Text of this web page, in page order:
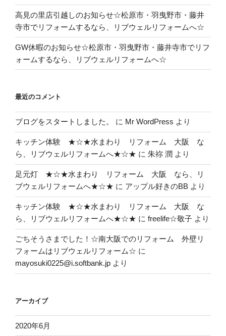
高見の里店引越しのお知らせ☆松原市・羽曳野市・藤井
寺市でリフォームするなら、リブウェルリフォームへ☆
GW休暇のお知らせ☆松原市・羽曳野市・藤井寺市でリフ
ォームするなら、リブウェルリフォームへ☆
最近のコメント
ブログをスタートしました。 に Mr WordPress より
キッチン体験 ★☆★水まわり リフォーム 大阪 な
ら、リブウェルリフォームへ★☆★ に 朱祢 潤 より
足元灯 ★☆★水まわり リフォーム 大阪 なら、リ
ブウェルリフォームへ★☆★ に アップル好きのBB より
キッチン体験 ★☆★水まわり リフォーム 大阪 な
ら、リブウェルリフォームへ★☆★ に freelife☆敬子 より
ごちそうさまでした！☆南大阪でのリフォーム 外壁リ
フォームはリブウェルリフォーム☆ に
mayosuki0225@i.softbank.jp より
アーカイブ
2020年6月